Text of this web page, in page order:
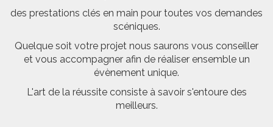
des prestations clés en main pour toutes vos demandes
scéniques.
Quelque soit votre projet nous saurons vous conseiller
et vous accompagner afin de réaliser ensemble un
évènement unique.
L'art de la réussite consiste à savoir s'entoure des
meilleurs.